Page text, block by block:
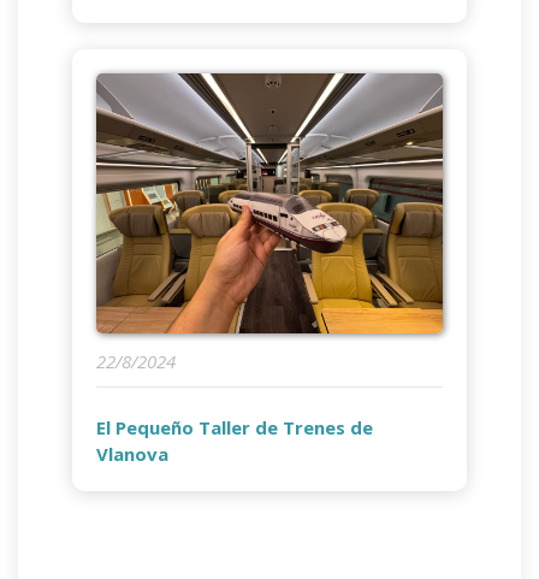
22/8/2024
El Pequeño Taller de Trenes de
Vlanova